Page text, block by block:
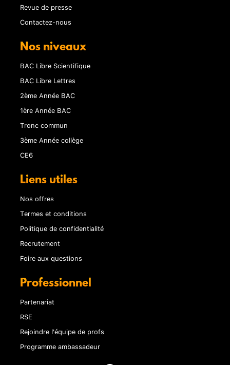
Revue de presse
Contactez-nous
Nos niveaux
BAC Libre Scientifique
BAC Libre Lettres
2ème Année BAC
1ère Année BAC
Tronc commun
3ème Année collège
CE6
Liens utiles
Nos offres
Termes et conditions
Politique de confidentialité
Recrutement
Foire aux questions
Professionnel
Partenariat
RSE
Rejoindre l'équipe de profs
Programme ambassadeur